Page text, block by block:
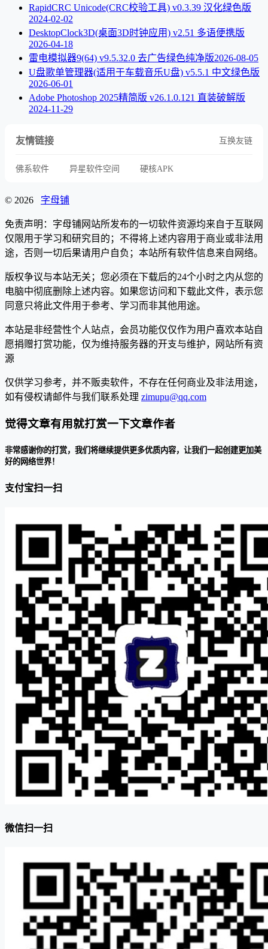
RapidCRC Unicode(CRC校验工具) v0.3.39 汉化绿色版
2024-02-02
DesktopClock3D(桌面3D时钟应用) v2.51 多语便携版
2026-04-18
雷电模拟器9(64) v9.5.32.0 去广告绿色纯净版2026-08-05
U盘歌单管理器(适用于车载音乐U盘) v5.5.1 中文绿色版
2026-06-01
Adobe Photoshop 2025精简版 v26.1.0.121 直装破解版
2024-11-29
友情链接 互换友链
佛系软件 异星软件空间 硬核APK
© 2026 字母铺
免责声明：字母铺网站所发布的一切软件资源均来自于互联网
仅限用于学习和研究目的；不得将上述内容用于商业或非法用
途，否则一切后果请用户自负；本站所有软件信息来自网络。
版权争议与本站无关；您必须在下载后的24个小时之内从您的
电脑中彻底删除上述内容。如果您访问和下载此文件，表示您
同意只将此文件用于参考、学习而非其他用途。
本站是非经营性个人站点，会员功能仅仅作为用户喜欢本站自
愿捐赠打赏功能，仅为维持服务器的开支与维护，网站所有资
源
仅供学习参考，并不贩卖软件，不存在任何商业及非法用途，
如有侵权请邮件与我们联系处理 zimupu@qq.com
觉得文章有用就打赏一下文章作者
非常感谢你的打赏，我们将继续提供更多优质内容，让我们一起创建更加美
好的网络世界！
支付宝扫一扫
微信扫一扫